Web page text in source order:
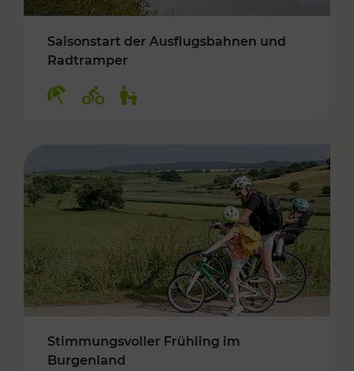
Saisonstart der Ausflugsbahnen und
Radtramper
Stimmungsvoller Frühling im
Burgenland